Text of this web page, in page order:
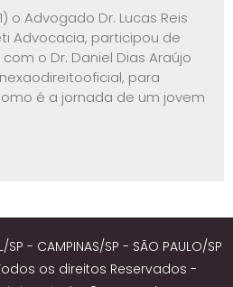
o Advogado Dr. Lucas Reis
Advocacia, participou de
o Dr. Daniel Dias Araújo
para
é a jornada de um jovem
SP - CAMPINAS/SP - SÃO PAULO/SP
os direitos Reservados -